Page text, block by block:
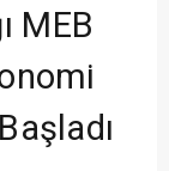
MEB